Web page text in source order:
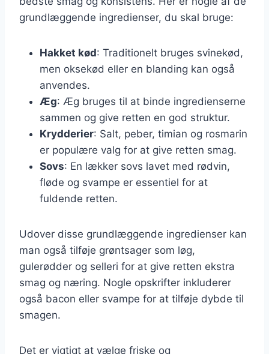
grundlæggende ingredienser, du skal bruge:
Hakket kød: Traditionelt bruges svinekød,
men oksekød eller en blanding kan også
anvendes.
Æg: Æg bruges til at binde ingredienserne
sammen og give retten en god struktur.
Krydderier: Salt, peber, timian og rosmarin
er populære valg for at give retten smag.
Sovs: En lækker sovs lavet med rødvin,
fløde og svampe er essentiel for at
fuldende retten.
Udover disse grundlæggende ingredienser kan
man også tilføje grøntsager som løg,
gulerødder og selleri for at give retten ekstra
smag og næring. Nogle opskrifter inkluderer
også bacon eller svampe for at tilføje dybde til
smagen.
Det er vigtigt at vælge friske og